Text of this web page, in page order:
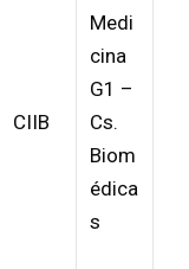
CIIB
Medi
cina
G1 –
Cs.
Biom
édica
s